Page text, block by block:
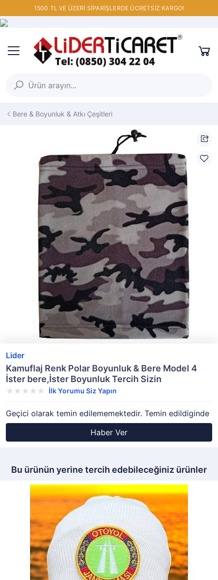
1500 TL VE ÜZERİ SİPARİŞLERDE ÜCRETSİZ KARGO!
Bere & Boyunluk & Atkı Çeşitleri
Lider
Kamuflaj Renk Polar Boyunluk & Bere Model 4
İster bere,İster Boyunluk Tercih Sizin
İlk Yorumu Siz Yapın
Geçici olarak temin edilememektedir. Temin edildiginde
Haber Ver
Bu ürünün yerine tercih edebileceğiniz ürünler